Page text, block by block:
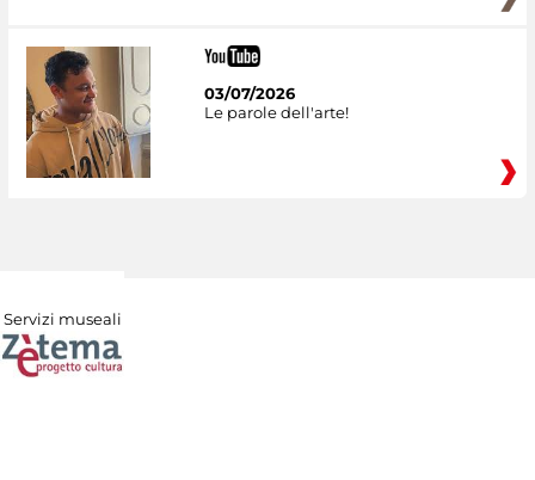
03/07/2026
Le parole dell'arte!
Servizi museali